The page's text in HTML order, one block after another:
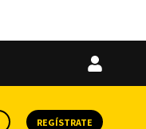
Iniciar
REGÍSTRATE